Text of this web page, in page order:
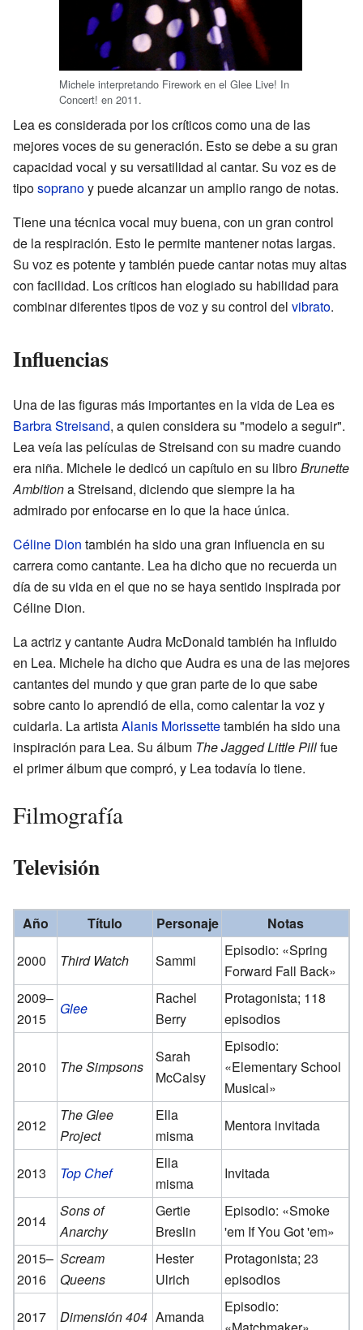
Michele interpretando Firework en el Glee Live! In
Concert! en 2011.
Lea es considerada por los críticos como una de las
mejores voces de su generación. Esto se debe a su gran
capacidad vocal y su versatilidad al cantar. Su voz es de
tiposopranoy puede alcanzar un amplio rango de notas.
Tiene una técnica vocal muy buena, con un gran control
de la respiración. Esto le permite mantener notas largas.
Su voz es potente y también puede cantar notas muy altas
con facilidad. Los críticos han elogiado su habilidad para
combinar diferentes tipos de voz y su control del vibrato.
Influencias
Una de las figuras más importantes en la vida de Lea es
Barbra Streisand, a quien considera su "modelo a seguir".
Lea veía las películas de Streisand con su madre cuando
era niña. Michele le dedicó un capítulo en su libroBrunette
Ambitiona Streisand, diciendo que siempre la ha
admirado por enfocarse en lo que la hace única.
Céline Dion también ha sido una gran influencia en su
carrera como cantante. Lea ha dicho que no recuerda un
día de su vida en el que no se haya sentido inspirada por
Céline Dion.
La actriz y cantante Audra McDonald también ha influido
en Lea. Michele ha dicho que Audra es una de las mejores
cantantes del mundo y que gran parte de lo que sabe
sobre canto lo aprendió de ella, como calentar la voz y
cuidarla. La artistaAlanis Morissettetambién ha sido una
inspiración para Lea. Su álbum The Jagged Little Pillfue
el primer álbum que compró, y Lea todavía lo tiene.
Filmografía
Televisión
Año Título Personaje
Notas
2000
Third Watch Sammi
Episodio: «Spring
Forward Fall Back»
2009–
2015
Glee
Rachel
Berry
Protagonista; 118
episodios
2010 The Simpsons
Sarah
McCalsy
Episodio:
«Elementary School
Musical»
2012
The Glee
Project
Ella
misma
Mentora invitada
2013 Top Chef
Ella
misma
Invitada
2014
Sons of
Anarchy
Gertie
Breslin
Episodio: «Smoke
'em If You Got 'em»
2015–
2016
Scream
Queens
Hester
Ulrich
Protagonista; 23
episodios
2017
Dimensión 404 Amanda
Episodio: